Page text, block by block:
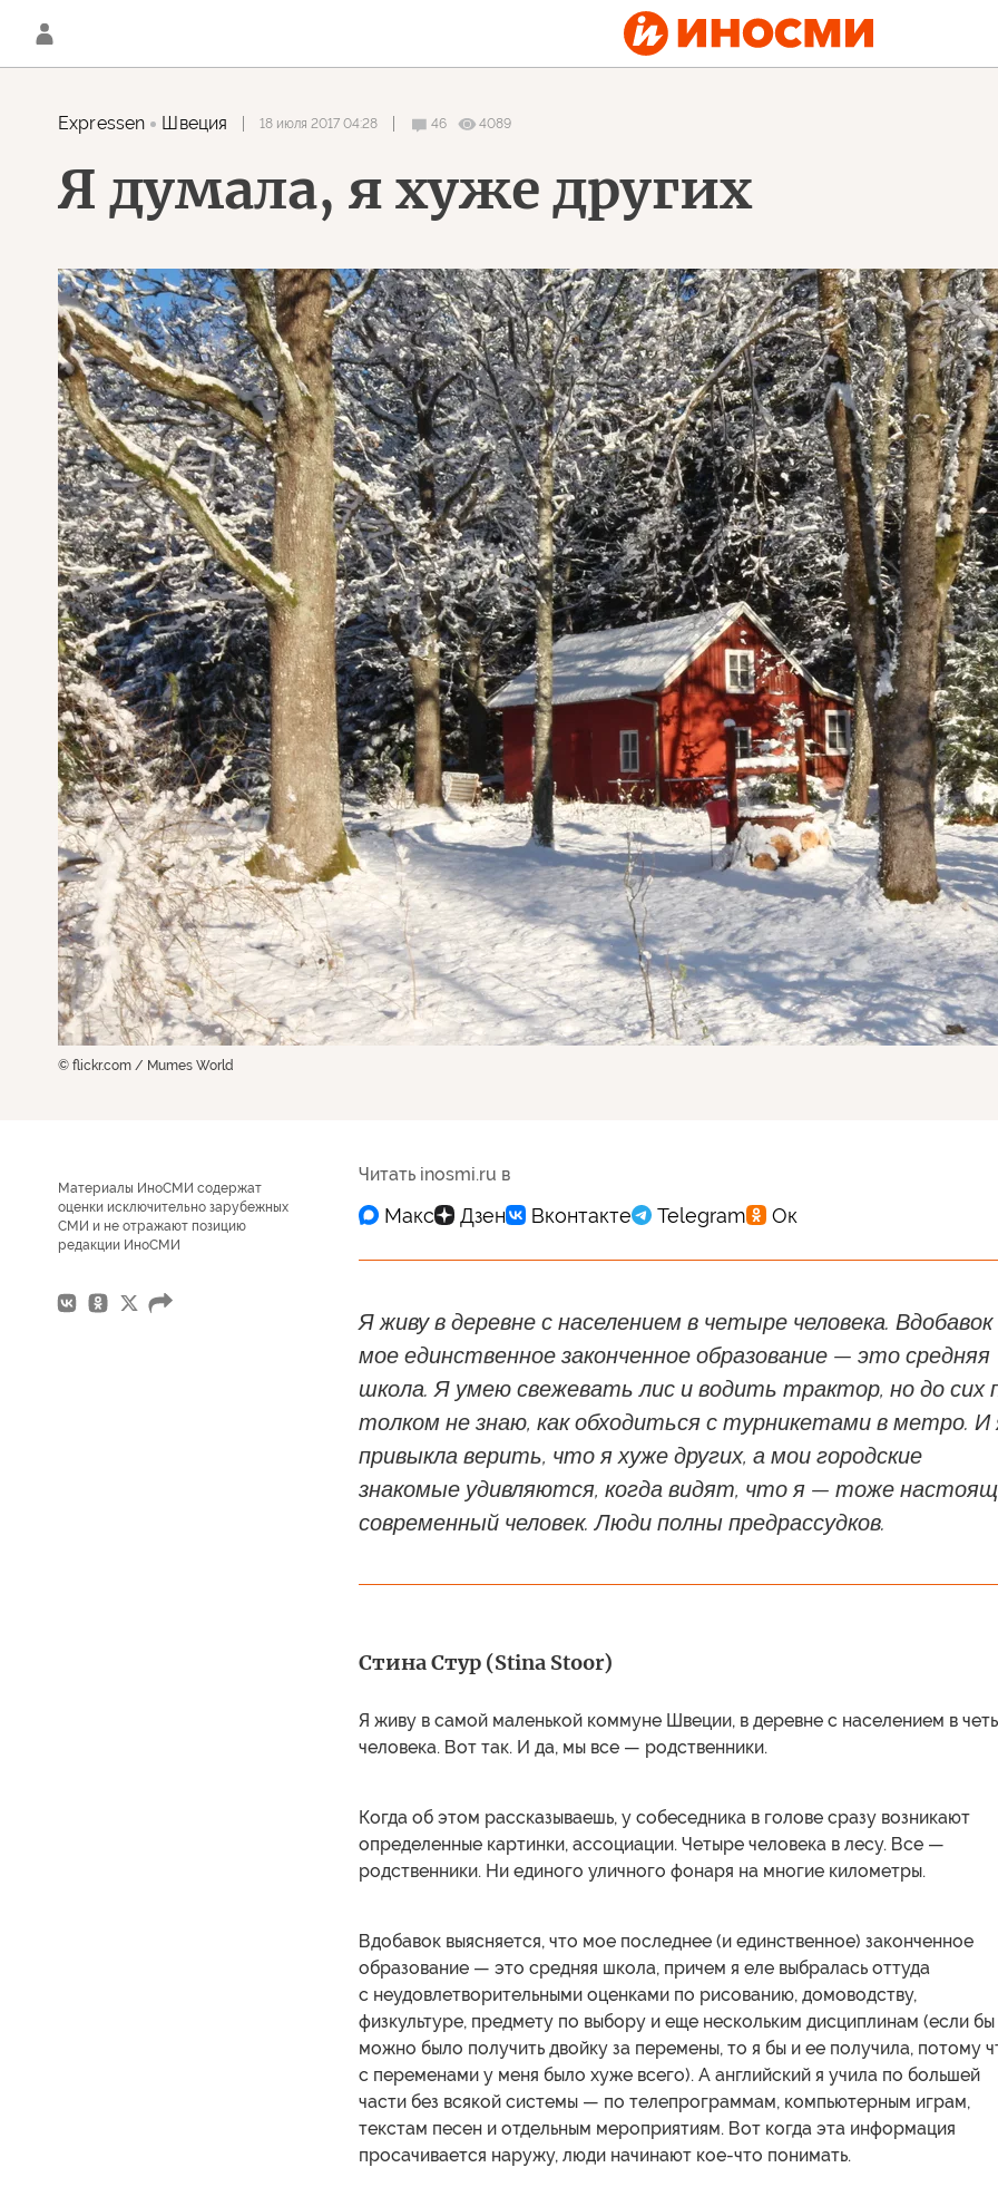
Expressen Швеция 18 июля 2017 04:28 46 4089
Я думала, я хуже других
© flickr.com / Mumes World
Материалы ИноСМИ содержат
оценки исключительно зарубежных
СМИ и не отражают позицию
редакции ИноСМИ
Читать inosmi.ru в
Я живу в деревне с населением в четыре человека. Вдобавок
мое единственное законченное образование — это средняя
школа. Я умею свежевать лис и водить трактор, но до сих
толком не знаю, как обходиться с турникетами в метро. И
привыкла верить, что я хуже других, а мои городские
знакомые удивляются, когда видят, что я — тоже
современный человек. Люди полны предрассудков.
Стина Стур (Stina Stoor)
Я живу в самой маленькой коммуне Швеции, в деревне с населением в
человека. Вот так. И да, мы все — родственники.
Когда об этом рассказываешь, у собеседника в голове сразу возникают
определенные картинки, ассоциации. Четыре человека в лесу. Все —
родственники. Ни единого уличного фонаря на многие километры.
Вдобавок выясняется, что мое последнее (и единственное) законченное
образование — это средняя школа, причем я еле выбралась оттуда
с неудовлетворительными оценками по рисованию, домоводству,
физкультуре, предмету по выбору и еще нескольким дисциплинам (если бы
можно было получить двойку за перемены, то я бы и ее получила, потому
с переменами у меня было хуже всего). А английский я учила по большей
части без всякой системы — по телепрограммам, компьютерным играм,
текстам песен и отдельным мероприятиям. Вот когда эта информация
просачивается наружу, люди начинают кое-что понимать.